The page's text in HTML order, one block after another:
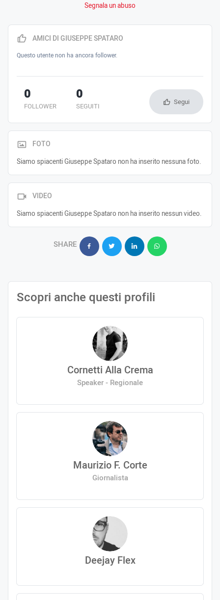
Segnala un abuso
AMICI DI GIUSEPPE SPATARO
Questo utente non ha ancora follower.
FOLLOWER
0
SEGUITI
0 Segui
FOTO
Siamo spiacenti Giuseppe Spataro non ha inserito nessuna foto.
VIDEO
Siamo spiacenti Giuseppe Spataro non ha inserito nessun video.
SHARE
Scopri anche questi profili
Cornetti Alla Crema
Speaker - Regionale
Maurizio F. Corte
Giornalista
Deejay Flex